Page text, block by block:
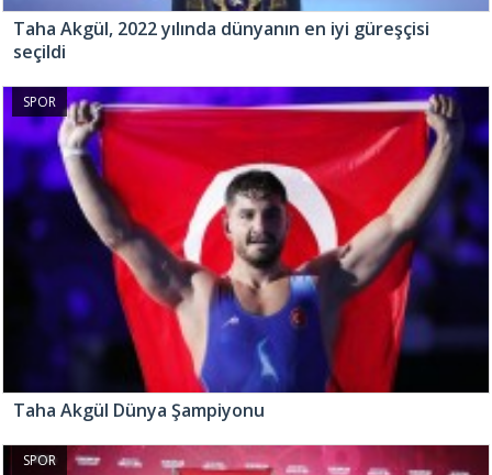
Taha Akgül, 2022 yılında dünyanın en iyi güreşçisi
seçildi
SPOR
Taha Akgül Dünya Şampiyonu
SPOR